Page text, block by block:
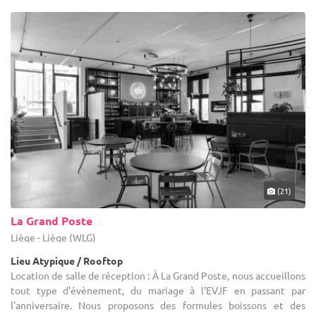
(21)
La Grand Poste
Liège - Liège (WLG)
Lieu Atypique / Rooftop
Location de salle de réception : À La Grand Poste, nous accueillons
tout type d'évènement, du mariage à l'EVJF en passant par
l'anniversaire. Nous proposons des formules boissons et des